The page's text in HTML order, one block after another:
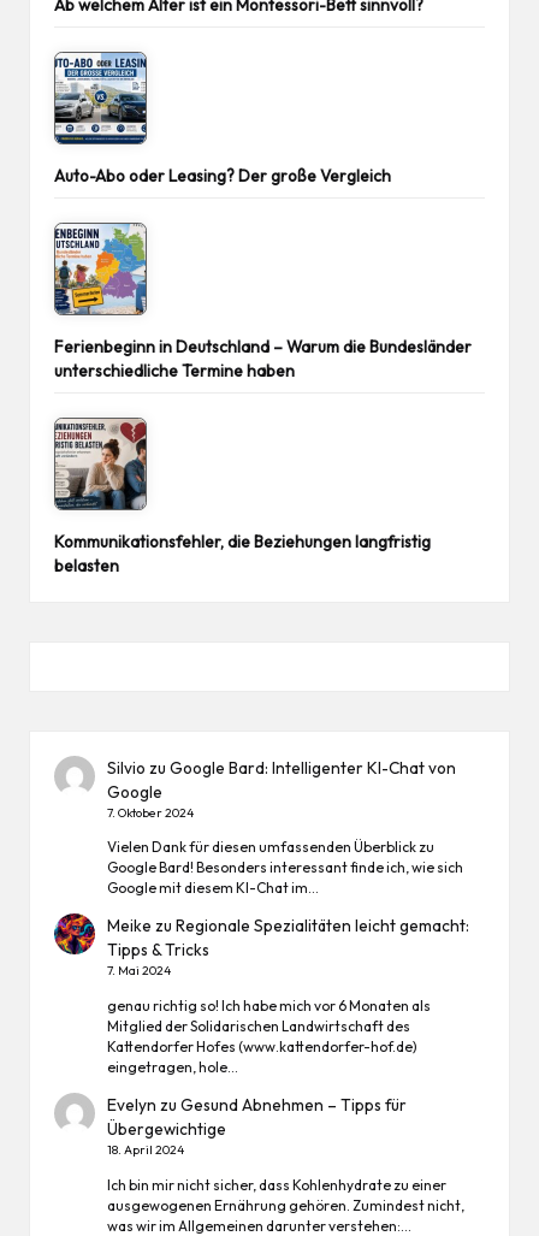
Auto-Abo oder Leasing? Der große Vergleich
Ferienbeginn in Deutschland – Warum die Bundesländer
unterschiedliche Termine haben
Kommunikationsfehler, die Beziehungen langfristig
belasten
Silvio zuGoogle Bard: Intelligenter KI-Chat von
Google
7. Oktober 2024
Vielen Dank für diesen umfassenden Überblick zu
Google Bard! Besonders interessant finde ich, wie sich
Google mit diesem KI-Chat im…
Meike zuRegionale Spezialitäten leicht gemacht:
Tipps & Tricks
7. Mai 2024
genau richtig so! Ich habe mich vor 6 Monaten als
Mitglied der Solidarischen Landwirtschaft des
Kattendorfer Hofes (www.kattendorfer-hof.de)
eingetragen, hole…
Evelyn zuGesund Abnehmen – Tipps für
Übergewichtige
18. April 2024
Ich bin mir nicht sicher, dass Kohlenhydrate zu einer
ausgewogenen Ernährung gehören. Zumindest nicht,
was wir im Allgemeinen darunter verstehen:…